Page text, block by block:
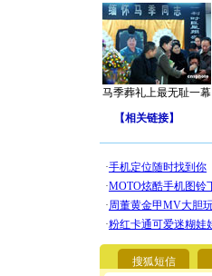
马季葬礼上最无耻一幕
【相关链接】
搜狐短信